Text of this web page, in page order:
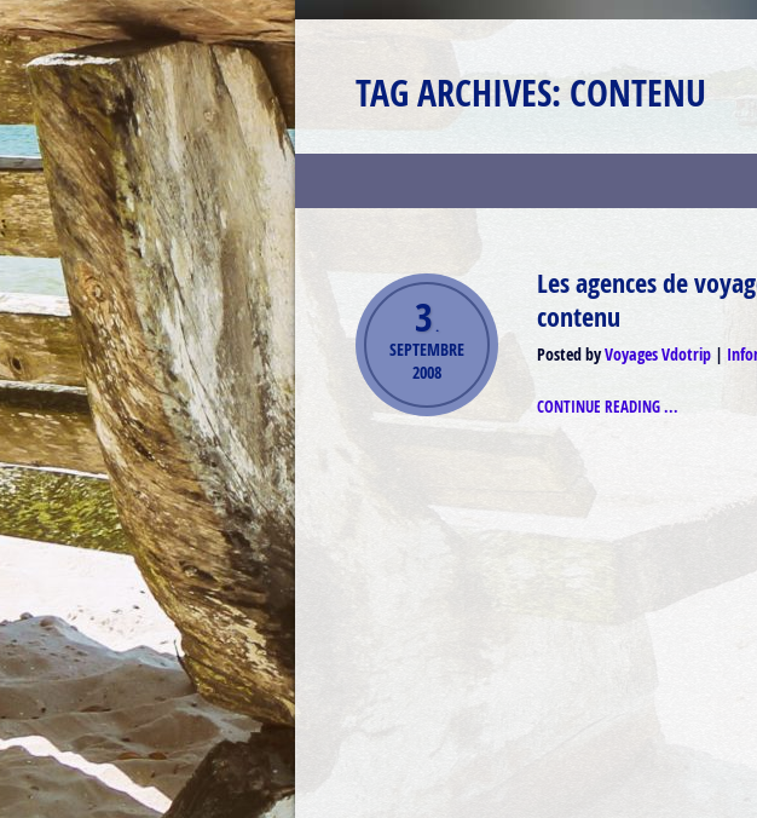
TAG ARCHIVES:CONTENU
3.
SEPTEMBRE
2008
Les agences de
contenu
Posted byVoyages Vdotrip
CONTINUE READING ...